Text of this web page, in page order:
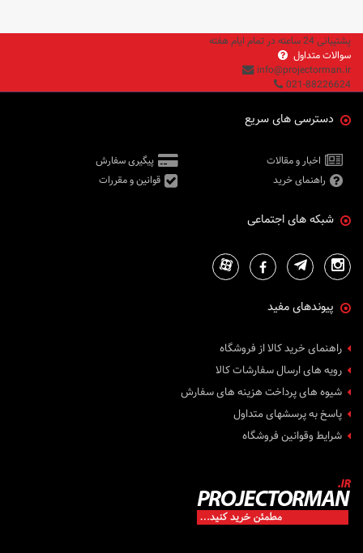
پشتیبانی 24 ساعته در تمام ایام هفته
سوالات متداول
info@projectorman.ir
021-88226624
دسترسی های سریع
اخبار و مقالات
پیگیری سفارش
راهنمای خرید
قوانین و مقررات
شبکه های اجتماعی
پیوندهای مفید
راهنمای خرید کالا از فروشگاه
رویه های ارسال سفارشات کالا
شیوه های پرداخت هزینه های سفارش
پاسخ به پرسشهای متداول
شرایط وقوانین فروشگاه